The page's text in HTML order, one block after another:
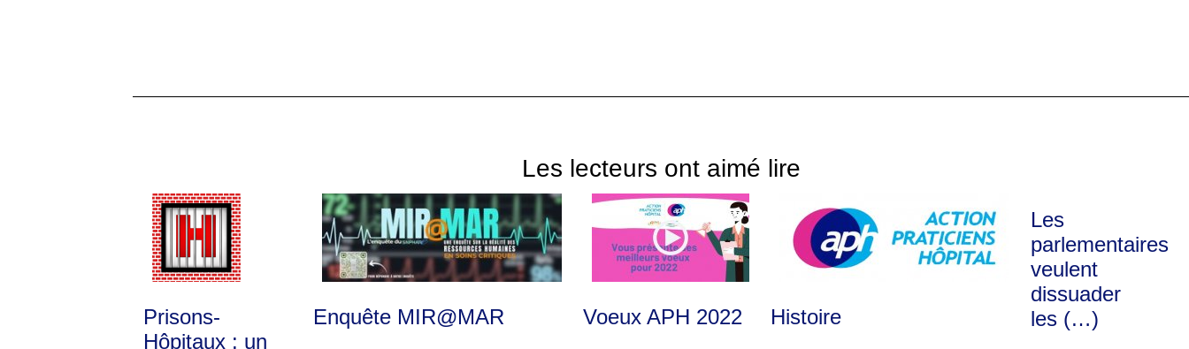
Les lecteurs ont aimé lire
Prisons-
Hôpitaux : un
Enquête MIR@MAR Voeux APH 2022 Histoire
Les
parlementaires
veulent
dissuader
les (…)